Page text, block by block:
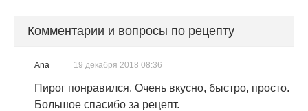
Комментарии и вопросы по рецепту
Ana 19 декабря 2018 08:36
Пирог понравился. Очень вкусно, быстро, просто.
Большое спасибо за рецепт.